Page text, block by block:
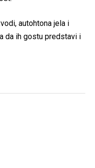
autohtona jela i
da ih gostu predstavi i